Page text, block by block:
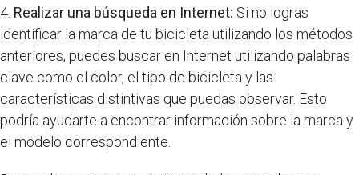
4. Realizar una búsqueda en Internet: Si no logras
identificar la marca de tu bicicleta utilizando los métodos
anteriores, puedes buscar en Internet utilizando palabras
clave como el color, el tipo de bicicleta y las
características distintivas que puedas observar. Esto
podría ayudarte a encontrar información sobre la marca y
el modelo correspondiente.